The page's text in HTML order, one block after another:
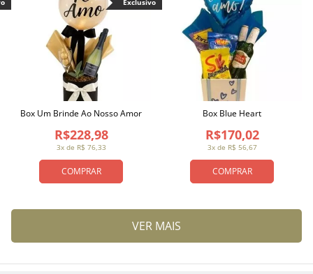
COMPRAR
3x de R$ 76,33
R$228,98
Box Um Brinde Ao Nosso Amor
Exclusivo
COMPRAR
3x de R$ 56,67
R$170,02
Box Blue Heart
VER MAIS